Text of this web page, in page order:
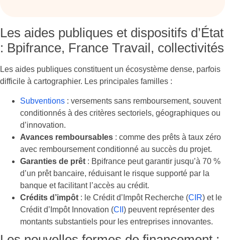
Les aides publiques et dispositifs d’État
: Bpifrance, France Travail, collectivités
Les aides publiques constituent un écosystème dense, parfois
difficile à cartographier. Les principales familles :
Subventions : versements sans remboursement, souvent
conditionnés à des critères sectoriels, géographiques ou
d’innovation.
Avances remboursables : comme des prêts à taux zéro
avec remboursement conditionné au succès du projet.
Garanties de prêt : Bpifrance peut garantir jusqu’à 70 %
d’un prêt bancaire, réduisant le risque supporté par la
banque et facilitant l’accès au crédit.
Crédits d’impôt : le Crédit d’Impôt Recherche (CIR) et le
Crédit d’Impôt Innovation (CII ) peuvent représenter des
montants substantiels pour les entreprises innovantes.